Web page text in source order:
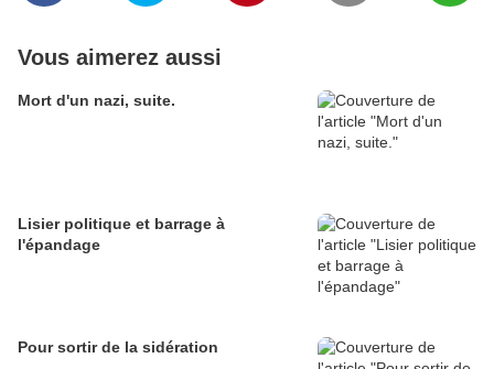
Vous aimerez aussi
Mort d'un nazi, suite.
Lisier politique et barrage à
l'épandage
Pour sortir de la sidération